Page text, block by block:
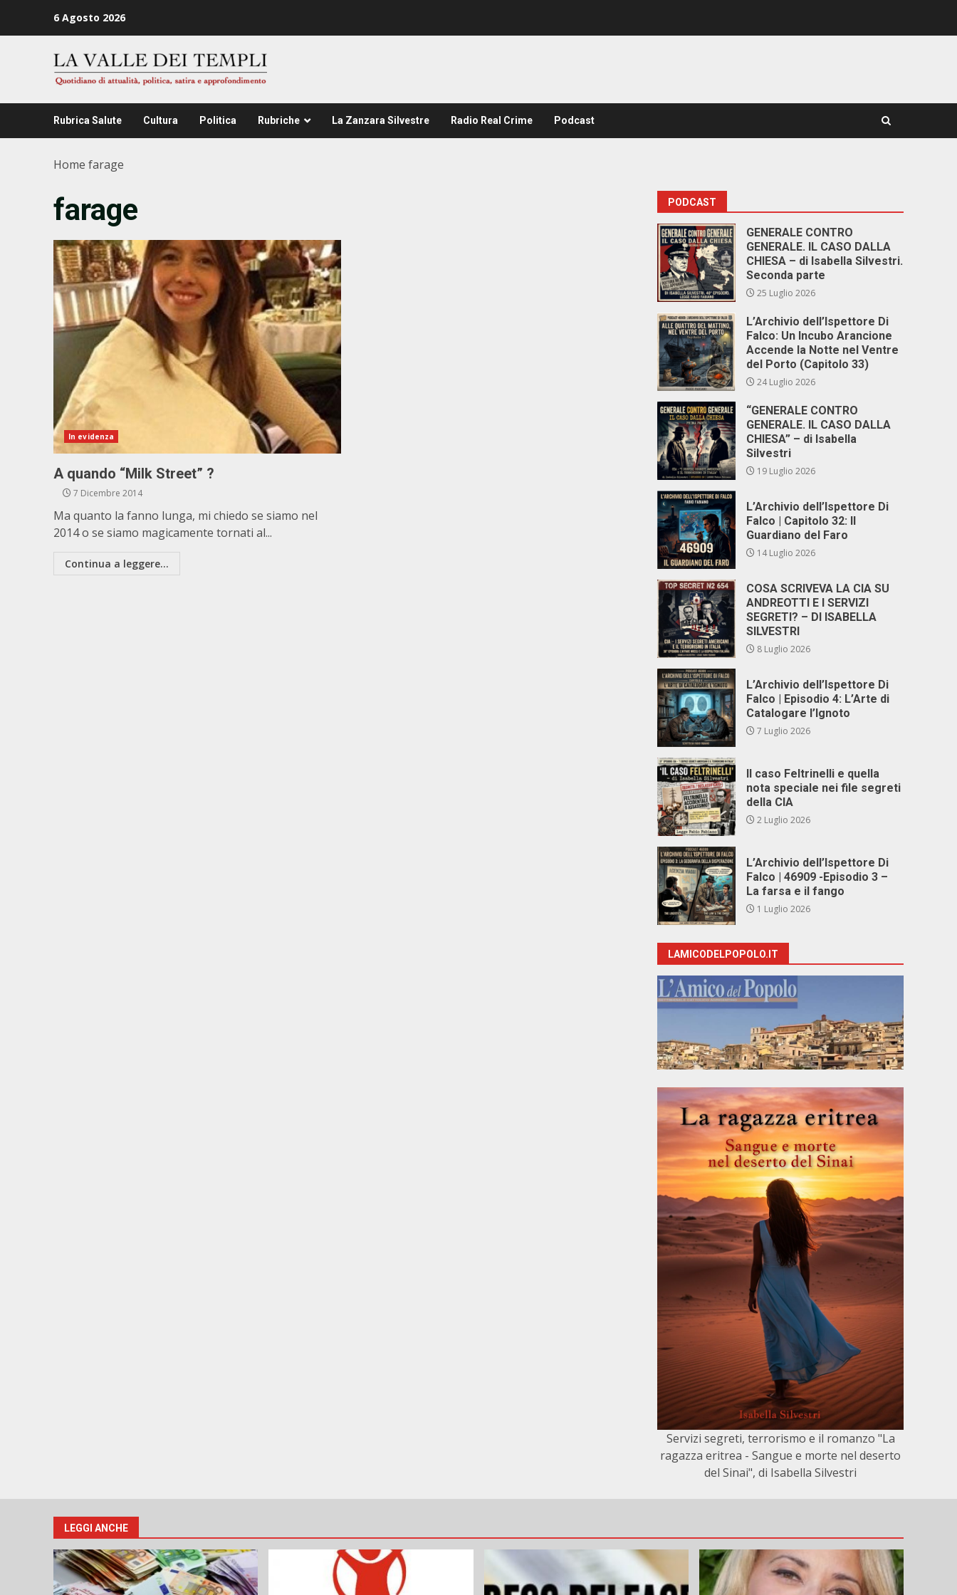
6 Agosto 2026
Rubrica Salute Cultura Politica Rubriche La Zanzara Silvestre Radio Real Crime Podcast
Home farage
farage
In evidenza
A quando “Milk Street” ?
7 Dicembre 2014
Ma quanto la fanno lunga, mi chiedo se siamo nel
2014 o se siamo magicamente tornati al...
Continua a leggere...
PODCAST
GENERALE CONTRO
GENERALE. IL CASO DALLA
CHIESA – di Isabella Silvestri.
Seconda parte
25 Luglio 2026
L’Archivio dell’Ispettore Di
Falco: Un Incubo Arancione
Accende la Notte nel Ventre
del Porto (Capitolo 33)
24 Luglio 2026
“GENERALE CONTRO
GENERALE. IL CASO DALLA
CHIESA” – di Isabella
Silvestri
19 Luglio 2026
L’Archivio dell’Ispettore Di
Falco | Capitolo 32: Il
Guardiano del Faro
14 Luglio 2026
COSA SCRIVEVA LA CIA SU
ANDREOTTI E I SERVIZI
SEGRETI? – DI ISABELLA
SILVESTRI
8 Luglio 2026
L’Archivio dell’Ispettore Di
Falco | Episodio 4: L’Arte di
Catalogare l’Ignoto
7 Luglio 2026
Il caso Feltrinelli e quella
nota speciale nei file segreti
della CIA
2 Luglio 2026
L’Archivio dell’Ispettore Di
Falco | 46909 -Episodio 3 –
La farsa e il fango
1 Luglio 2026
LAMICODELPOPOLO.IT
Servizi segreti, terrorismo e il romanzo "La
ragazza eritrea - Sangue e morte nel deserto
del Sinai", di Isabella Silvestri
LEGGI ANCHE